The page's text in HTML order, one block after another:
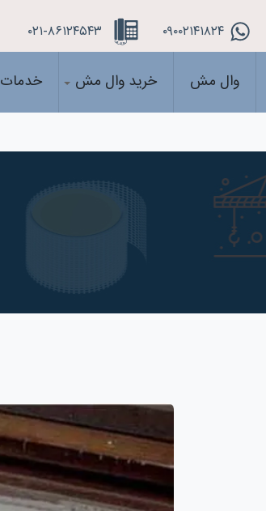
۰۹۰۰۲۱۴۱۸۲۴ ۰۲۱-۸۶۱۲۴۵۴۳
وال مش خرید وال مش خدمات